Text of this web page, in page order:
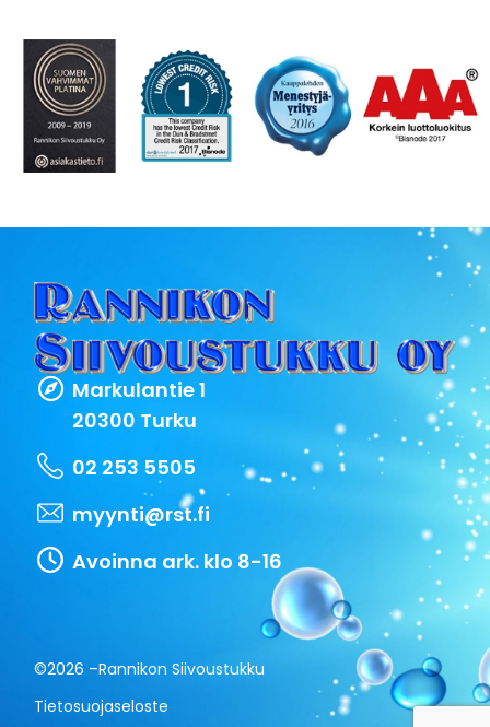
Markulantie 1
20300 Turku
02 253 5505
myynti@rst.fi
Avoinna ark. klo 8-16
©2026 –Rannikon Siivoustukku
Tietosuojaseloste